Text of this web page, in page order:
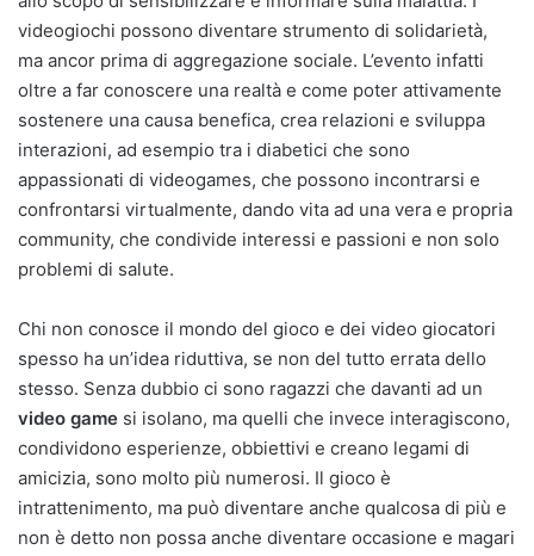
videogiochi possono diventare strumento di solidarietà,
ma ancor prima di aggregazione sociale. L’evento infatti
oltre a far conoscere una realtà e come poter attivamente
sostenere una causa benefica, crea relazioni e sviluppa
interazioni, ad esempio tra i diabetici che sono
appassionati di videogames, che possono incontrarsi e
confrontarsi virtualmente, dando vita ad una vera e propria
community, che condivide interessi e passioni e non solo
problemi di salute.
Chi non conosce il mondo del gioco e dei video giocatori
spesso ha un’idea riduttiva, se non del tutto errata dello
stesso. Senza dubbio ci sono ragazzi che davanti ad un
video game si isolano, ma quelli che invece interagiscono,
condividono esperienze, obbiettivi e creano legami di
amicizia, sono molto più numerosi. Il gioco è
intrattenimento, ma può diventare anche qualcosa di più e
non è detto non possa anche diventare occasione e magari